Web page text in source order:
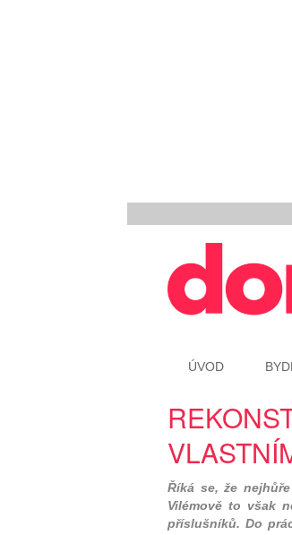
ÚVOD
Říká se, že
Vilémově to však
příslušníků. Do